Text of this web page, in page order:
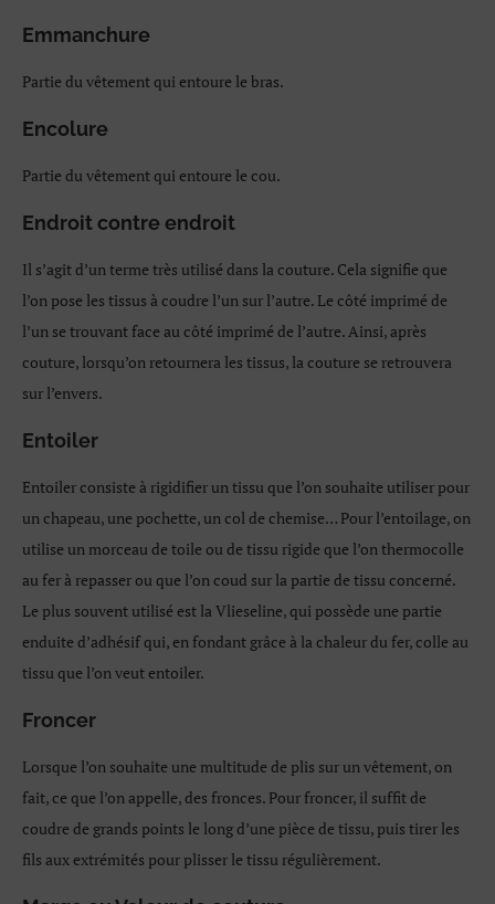
Emmanchure
Partie du vêtement qui entoure le bras.
Encolure
Partie du vêtement qui entoure le cou.
Endroit contre endroit
Il s’agit d’un terme très utilisé dans la couture. Cela signifie que
l’on pose les tissus à coudre l’un sur l’autre. Le côté imprimé de
l’un se trouvant face au côté imprimé de l’autre. Ainsi, après
couture, lorsqu’on retournera les tissus, la couture se retrouvera
sur l’envers.
Entoiler
Entoiler consiste à rigidifier un tissu que l’on souhaite utiliser pour
un chapeau, une pochette, un col de chemise… Pour l’entoilage, on
utilise un morceau de toile ou de tissu rigide que l’on thermocolle
au fer à repasser ou que l’on coud sur la partie de tissu concerné.
Le plus souvent utilisé est la Vlieseline, qui possède une partie
enduite d’adhésif qui, en fondant grâce à la chaleur du fer, colle au
tissu que l’on veut entoiler.
Froncer
Lorsque l’on souhaite une multitude de plis sur un vêtement, on
fait, ce que l’on appelle, des fronces. Pour froncer, il suffit de
coudre de grands points le long d’une pièce de tissu, puis tirer les
fils aux extrémités pour plisser le tissu régulièrement.